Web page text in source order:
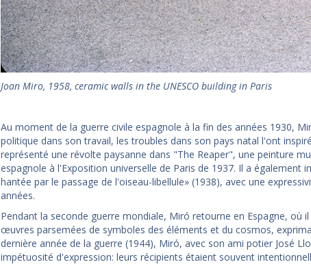
Joan Miro, 1958, ceramic walls in the UNESCO building in Paris
Au moment de la guerre civile espagnole à la fin des années 1930,
politique dans son travail, les troubles dans son pays natal l'ont
représenté une révolte paysanne dans "The Reaper", une peinture
espagnole à l'Exposition universelle de Paris de 1937. Il a
hantée par le passage de l'oiseau-libellule» (1938), avec une
années.
Pendant la seconde guerre mondiale, Miró retourne en Espagne, où
œuvres parsemées de symboles des éléments et du cosmos,
dernière année de la guerre (1944), Miró, avec son ami potier José
impétuosité d'expression: leurs récipients étaient souvent